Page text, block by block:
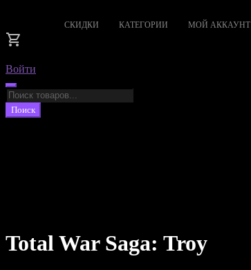
СКИДКИ КАТЕГОРИИ МОЙ АККАУНТ
Войти
Поиск
товаров
Поиск
Total War Saga: Troy